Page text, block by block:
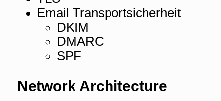
Email Transportsicherheit
DKIM
DMARC
SPF
Network Architecture